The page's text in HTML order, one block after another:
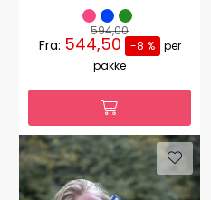
594,00
Fra: 544,50 -8 %
per
pakke